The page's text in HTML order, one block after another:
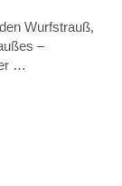
Wurfstrauß,
–
…